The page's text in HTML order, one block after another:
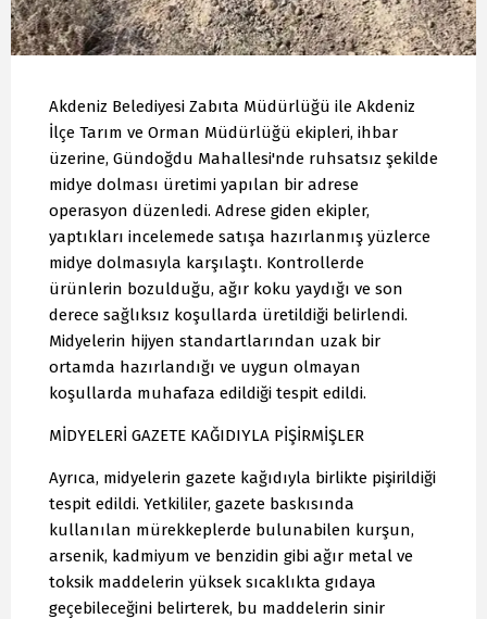
Akdeniz Belediyesi Zabıta Müdürlüğü ile Akdeniz
İlçe Tarım ve Orman Müdürlüğü ekipleri, ihbar
üzerine, Gündoğdu Mahallesi'nde ruhsatsız şekilde
midye dolması üretimi yapılan bir adrese
operasyon düzenledi. Adrese giden ekipler,
yaptıkları incelemede satışa hazırlanmış yüzlerce
midye dolmasıyla karşılaştı. Kontrollerde
ürünlerin bozulduğu, ağır koku yaydığı ve son
derece sağlıksız koşullarda üretildiği belirlendi.
Midyelerin hijyen standartlarından uzak bir
ortamda hazırlandığı ve uygun olmayan
koşullarda muhafaza edildiği tespit edildi.
MİDYELERİ GAZETE KAĞIDIYLA PİŞİRMİŞLER
Ayrıca, midyelerin gazete kağıdıyla birlikte pişirildiği
tespit edildi. Yetkililer, gazete baskısında
kullanılan mürekkeplerde bulunabilen kurşun,
arsenik, kadmiyum ve benzidin gibi ağır metal ve
toksik maddelerin yüksek sıcaklıkta gıdaya
geçebileceğini belirterek, bu maddelerin sinir